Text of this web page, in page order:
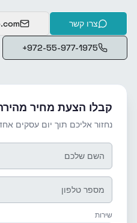
צרו קשר
+972-55-977-1975
קבלו הצעת מחיר
נחזור אליכם תוך יום עסקים
שירות